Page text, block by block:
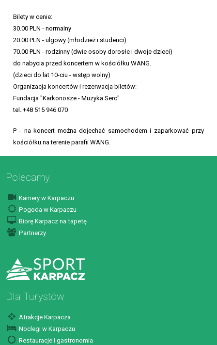
Bilety w cenie:
30.00 PLN - normalny
20.00 PLN - ulgowy (młodzież i studenci)
70.00 PLN - rodzinny (dwie osoby dorosłe i dwoje dzieci)
do nabycia przed koncertem w kościółku WANG.
(dzieci do lat 10-ciu - wstęp wolny)
Organizacja koncertów i rezerwacja biletów:
Fundacja "Karkonosze - Muzyka Serc"
tel. +48 515 946 070
P - na koncert można dojechać samochodem i zaparkować przy
kościółku na terenie parafii WANG.
Polecamy
Kamery w Karpaczu
Pogoda w Karpaczu
Biorę Karpacz na tapetę
Partnerzy
Dla Turystów
Atrakcje Karpacza
Noclegi w Karpaczu
Restauracje i gastronomia